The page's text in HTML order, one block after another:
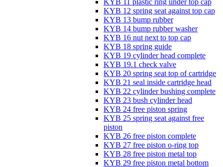
KYB 12 spring seat against top cap
KYB 13 bump rubber
KYB 14 bump rubber washer
KYB 16 nut next to top cap
KYB 18 spring guide
KYB 19 cylinder head complete
KYB 19.1 check valve
KYB 20 spring seat top of cartridge
KYB 21 seal inside cartridge head
KYB 22 cylinder bushing complete
KYB 23 bush cylinder head
KYB 24 free piston spring
KYB 25 spring seat against free
piston
KYB 26 free piston complete
KYB 27 free piston o-ring top
KYB 28 free piston metal top
KYB 29 free piston metal bottom